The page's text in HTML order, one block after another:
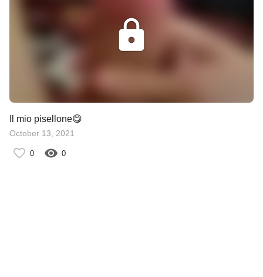
Il mio pisellone😋
October 13, 2021
0 0